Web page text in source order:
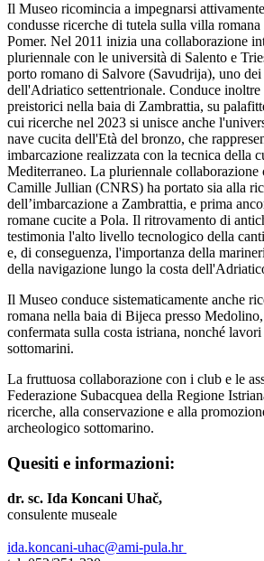
Il Museo ricomincia a impegnarsi
condusse ricerche di tutela sulla villa
Pomer. Nel 2011 inizia una collaborazione
pluriennale con le università di Salento e
porto romano di Salvore (Savudrija), uno
dell'Adriatico settentrionale. Conduce inoltre
preistorici nella baia di Zambrattia, su
cui ricerche nel 2023 si unisce anche
nave cucita dell'Età del bronzo, che
imbarcazione realizzata con la tecnica della
Mediterraneo. La pluriennale collaborazione
Camille Jullian (CNRS) ha portato sia alla
dell’imbarcazione a Zambrattia, e prima
romane cucite a Pola. Il ritrovamento di
testimonia l'alto livello tecnologico della
e, di conseguenza, l'importanza della
della navigazione lungo la costa
Il Museo conduce sistematicamente anche
romana nella baia di Bijeca presso
confermata sulla costa istriana, nonché
sottomarini.
La fruttuosa collaborazione con i club e le
Federazione Subacquea della Regione
ricerche, alla conservazione e alla
archeologico sottomarino.
Quesiti e informazioni:
dr. sc. Ida Koncani Uhač,
consulente museale
ida.koncani-uhac@ami-pula.hr